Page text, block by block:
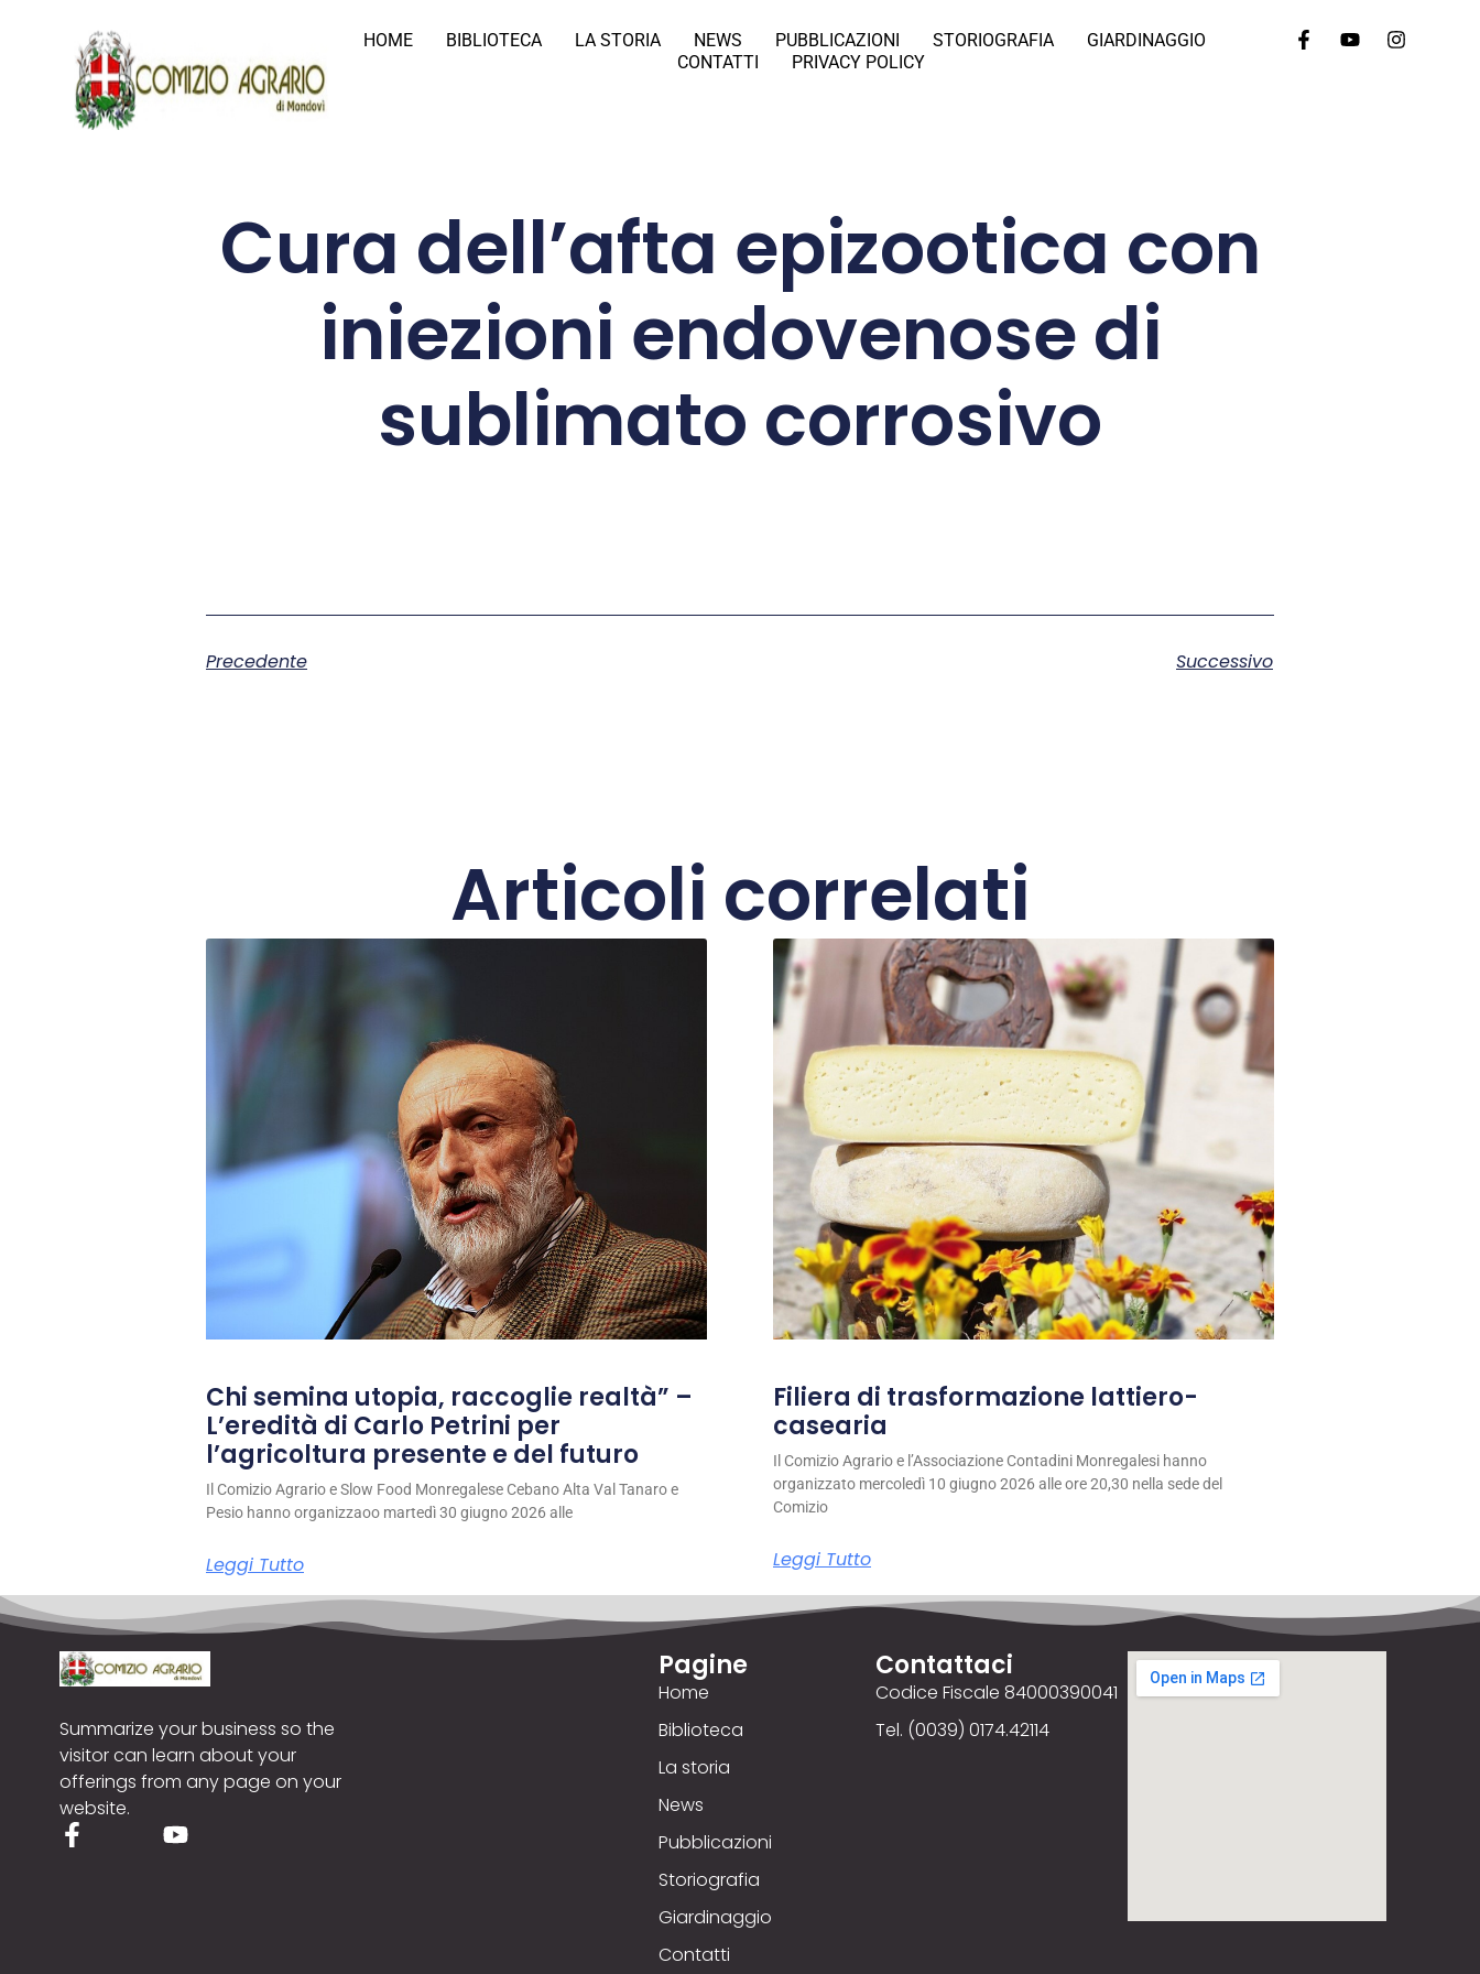
HOME BIBLIOTECA LA STORIA NEWS PUBBLICAZIONI STORIOGRAFIA
GIARDINAGGIO
CONTATTI
PRIVACY POLICY
Cura dell’afta epizootica con
iniezioni endovenose di
sublimato corrosivo
Precedente Successivo
Articoli correlati
Chi semina utopia, raccoglie realtà” –
L’eredità di Carlo Petrini per
l’agricoltura presente e del futuro
Il Comizio Agrario e Slow Food Monregalese Cebano Alta Val Tanaro e
Pesio hanno organizzaoo martedì 30 giugno 2026 alle
Leggi Tutto
Filiera di trasformazione lattiero-
casearia
Il Comizio Agrario e l’Associazione Contadini Monregalesi hanno
organizzato mercoledì 10 giugno 2026 alle ore 20,30 nella sede del
Comizio
Leggi Tutto
Summarize your business so the
visitor can learn about your
offerings from any page on your
website.
Pagine
Home
Biblioteca
La storia
News
Pubblicazioni
Storiografia
Giardinaggio
Contatti
Contattaci
Codice Fiscale 84000390041
Tel. (0039) 0174.42114